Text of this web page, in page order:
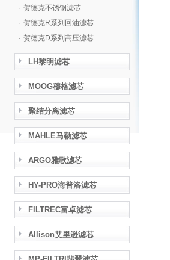
· 贺德克不锈钢滤芯
· 贺德克R系列回油滤芯
· 贺德克D系列高压滤芯
LH黎明滤芯
MOOG穆格滤芯
聚结分离滤芯
MAHLE马勒滤芯
ARGO雅歌滤芯
HY-PRO海普洛滤芯
FILTREC富卓滤芯
Allison艾里逊滤芯